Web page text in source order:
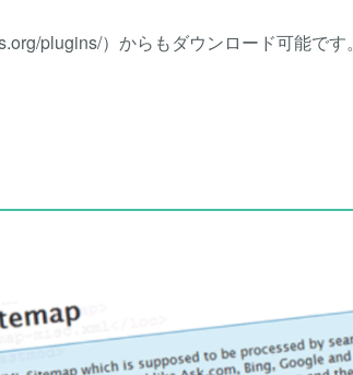
plugins/）からもダウンロード可能です。